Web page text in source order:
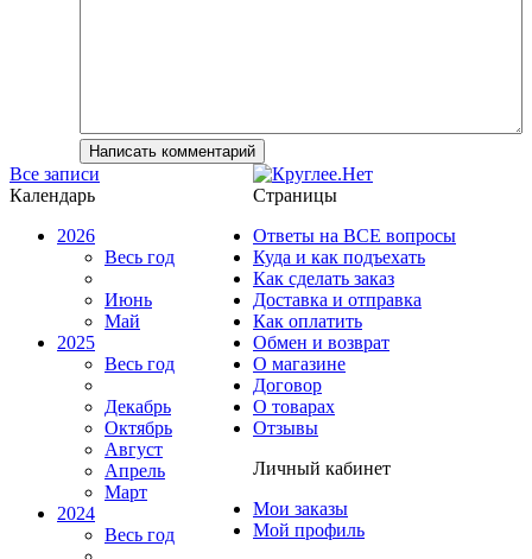
Все записи
Календарь
2026
Весь год
Июнь
Май
2025
Весь год
Декабрь
Октябрь
Август
Апрель
Март
2024
Весь год
Страницы
Ответы на ВСЕ вопросы
Куда и как подъехать
Как сделать заказ
Доставка и отправка
Как оплатить
Обмен и возврат
О магазине
Договор
О товарах
Отзывы
Личный кабинет
Мои заказы
Мой профиль